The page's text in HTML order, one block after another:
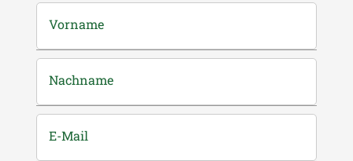
Vorname
Nachname
E-Mail